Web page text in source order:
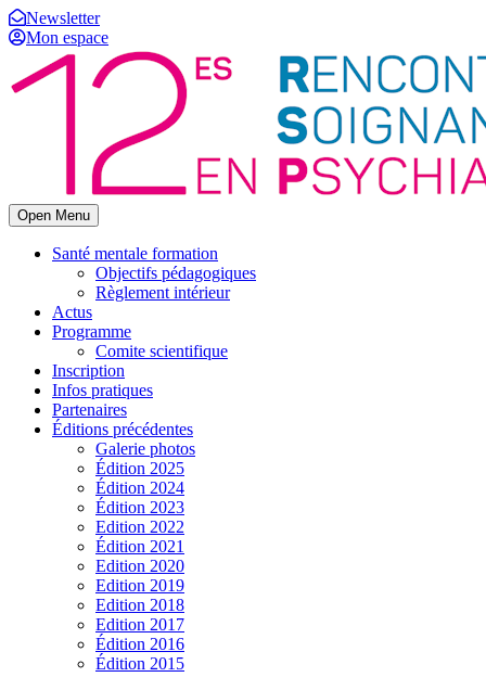
Newsletter
Mon espace
Open Menu
Santé mentale formation
Objectifs pédagogiques
Règlement intérieur
Actus
Programme
Comite scientifique
Inscription
Infos pratiques
Partenaires
Éditions précédentes
Galerie photos
Édition 2025
Édition 2024
Édition 2023
Edition 2022
Édition 2021
Edition 2020
Edition 2019
Edition 2018
Edition 2017
Édition 2016
Édition 2015